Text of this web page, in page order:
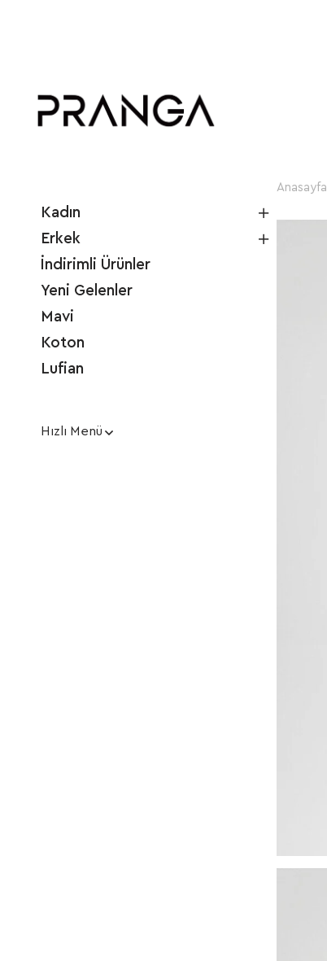
Kadın
Erkek
İndirimli Ürünler
Yeni Gelenler
Mavi
Koton
Lufian
Hızlı Menü
Anasayfa